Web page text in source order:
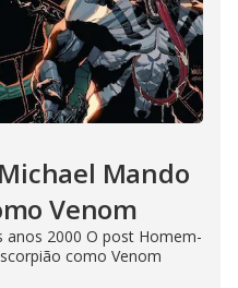
Mando
Venom
anos 2000 O post Homem-
como Venom